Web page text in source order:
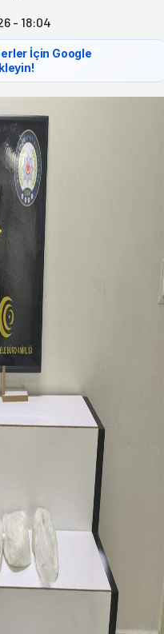
- 18:04
İçin Google